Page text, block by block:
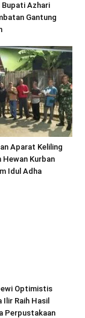
Bupati Azhari
Gantung
Aparat Keliling
Hewan Kurban
Idul Adha